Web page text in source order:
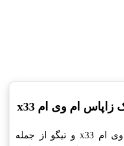
معرفی قاب خارجی لاستیک زاپاس ام وی ام x33
قاب خارجی لاستیک زاپاس ام وی ام x33 و تیگو از جمله